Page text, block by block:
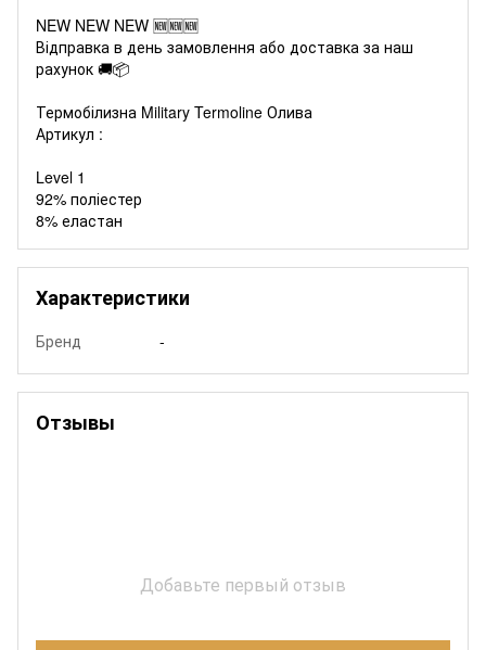
NEW NEW NEW 🆕🆕🆕
Відправка в день замовлення або доставка за наш
рахунок 🚚📦
Термобілизна Military Termoline Олива
Артикул :
Level 1
92% поліестер
8% еластан
Характеристики
Бренд -
Отзывы
Добавьте первый отзыв